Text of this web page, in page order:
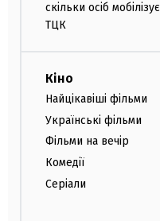
скільки осіб мобілізує
ТЦК
Кіно
Найцікавіші фільми
Українські фільми
Фільми на вечір
Комедії
Серіали